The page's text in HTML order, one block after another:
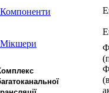
Компоненти
Мікшери